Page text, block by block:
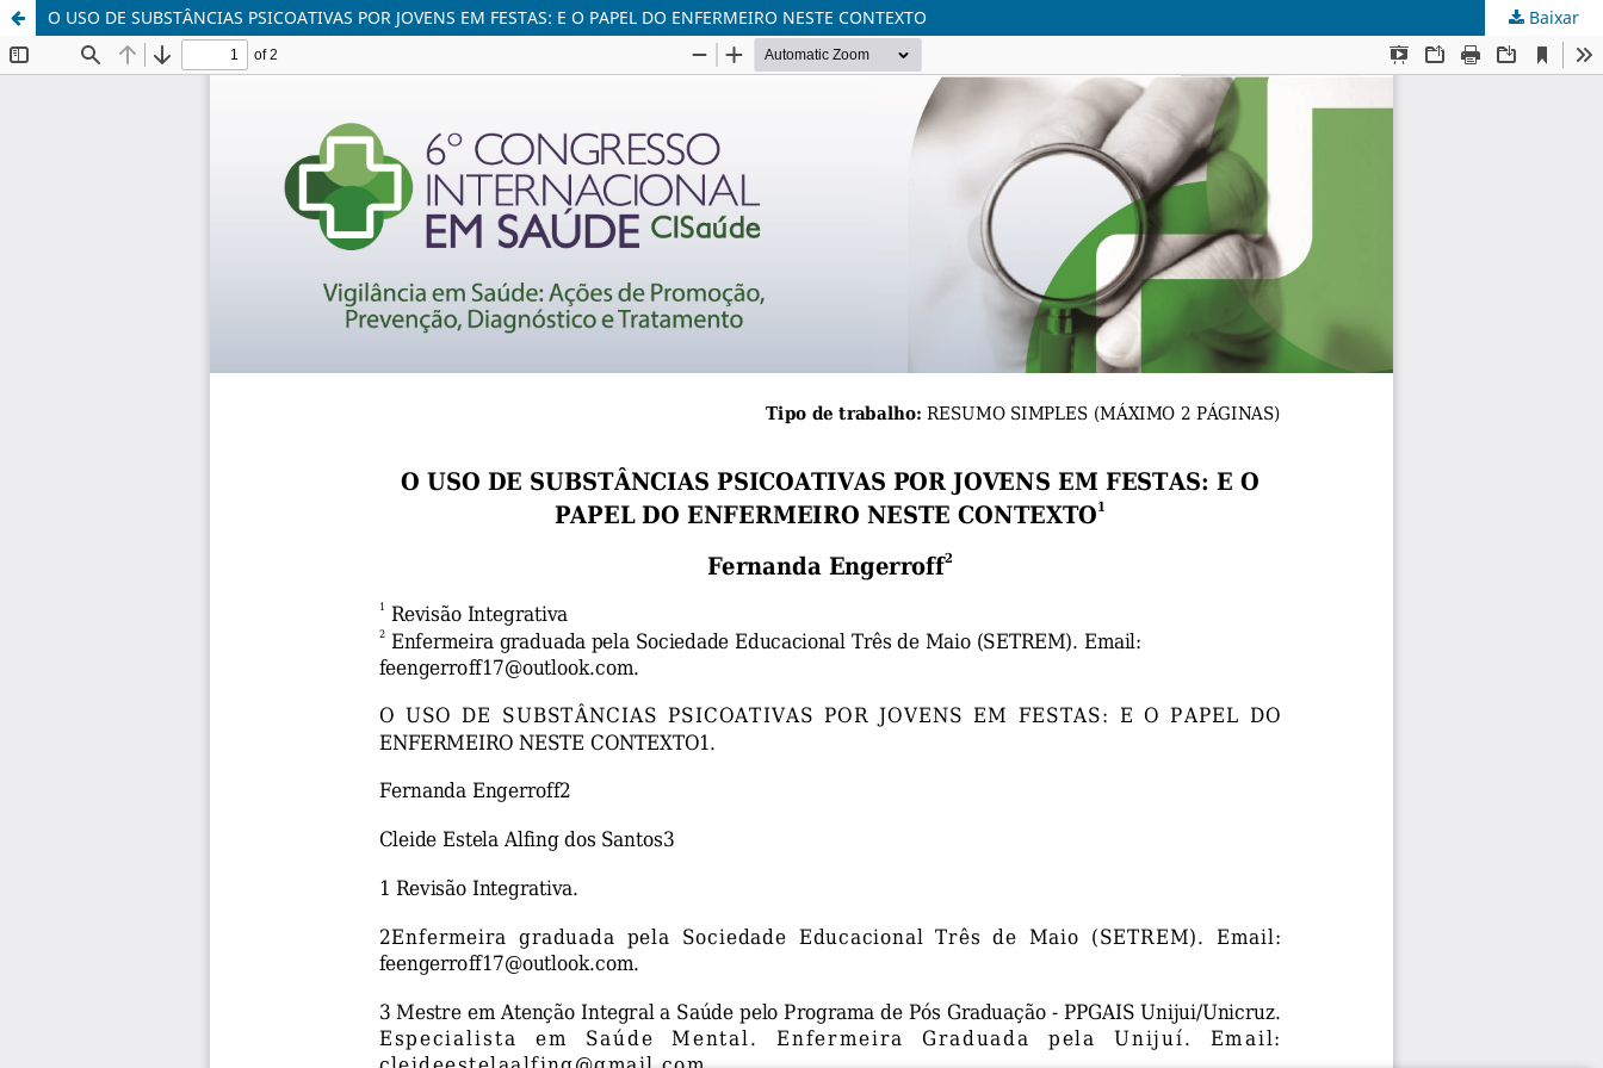
O USO DE SUBSTÂNCIAS PSICOATIVAS POR JOVENS EM FESTAS: E O PAPEL DO ENFERMEIRO NESTE CONTEXTO Baixar